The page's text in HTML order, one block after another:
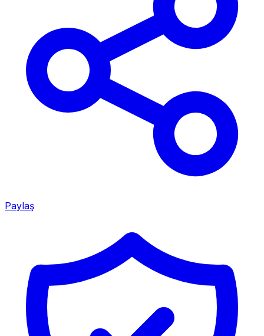
Paylaş